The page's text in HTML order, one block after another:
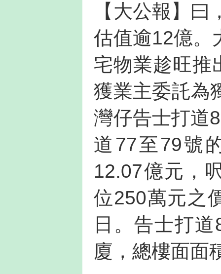
【大公報】
估值逾12億。
宅物業趁旺推
獲業主委託為
灣仔告士打道
道77至79號
12.07億元，
位250萬元之
日。告士打
廈，總樓面面